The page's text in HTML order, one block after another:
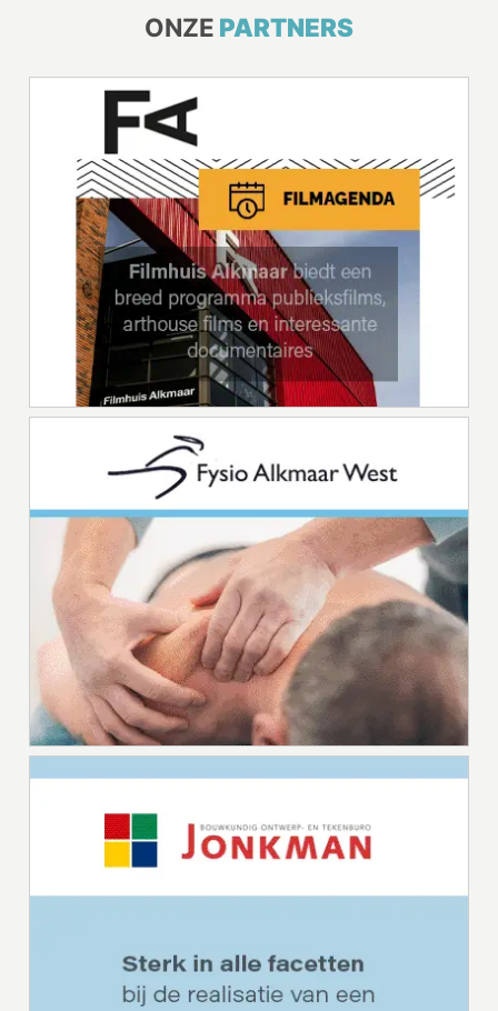
ONZE PARTNERS